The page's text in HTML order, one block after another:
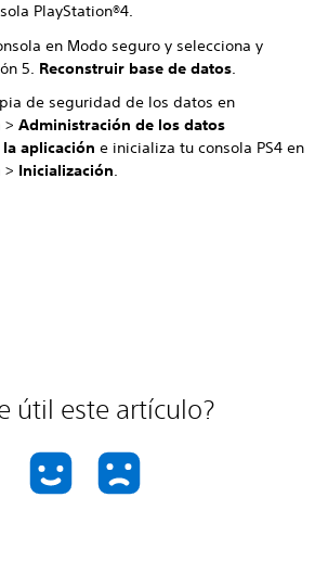
PlayStation®4.
en Modo seguro y selecciona y
5. Reconstruir base de datos
de seguridad de los datos en
> Administración de los datos
aplicación e inicializa tu consola PS4 en
> Inicialización.
útil este artículo?